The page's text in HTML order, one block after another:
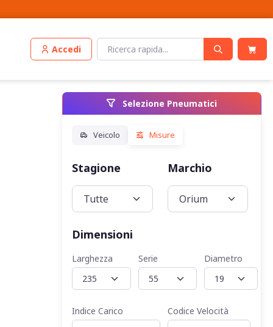
Accedi
Selezione Pneumatici
Stagione Marchio
Dimensioni
Larghezza Serie Diametro
Indice Carico Codice Velocità